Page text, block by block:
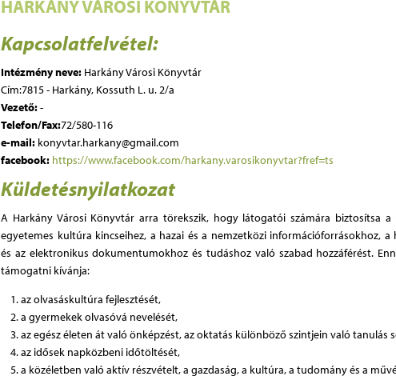
HARKÁNY VÁROSI KÖNYVTÁR
Kapcsolatfelvétel:
Intézmény neve: Harkány Városi Könyvtár
Cím:7815 - Harkány, Kossuth L. u. 2/a
Vezető:-
Telefon/Fax:72/580-116
e-mail: konyvtar.harkany@gmail.com
facebook: https://www.facebook.com/harkany.varosikonyvtar?fref=ts
Küldetésnyilatkozat
A Harkány Városi Könyvtár arra törekszik, hogy látogatói számára biztosítsa a
egyetemes kultúra kincseihez, a hazai és a nemzetközi információforrásokhoz, a
és az elektronikus dokumentumokhoz és tudáshoz való szabad hozzáférést.
támogatni kívánja:
az olvasáskultúra fejlesztését,
a gyermekek olvasóvá nevelését,
az egész életen át való önképzést, az oktatás különböző szintjein való tanulás
az idősek napközbeni időtöltését,
a közéletben való aktív részvételt, a gazdaság, a kultúra, a tudomány és a